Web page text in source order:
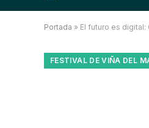
Portada » El futuro es
FESTIVAL DE VIÑA DEL